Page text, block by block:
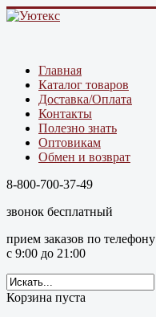
Главная
Каталог товаров
Доставка/Оплата
Контакты
Полезно знать
Оптовикам
Обмен и возврат
8-800-700-37-49
звонок бесплатный
прием заказов по телефону
с 9:00 до 21:00
Корзина пуста